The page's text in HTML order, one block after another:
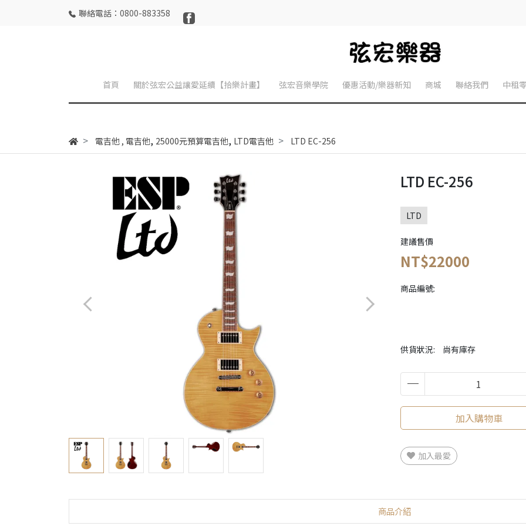
聯絡電話：0800-883358
首頁 關於弦宏公益讓愛延續【拾樂計畫】 弦宏音樂學院 優惠活動/樂器新知 商城 聯絡我們 中租
電吉他, 電吉他, 25000元預算電吉他, LTD電吉他 LTD EC-256
LTD EC-256
LTD
建議售價
NT$22000
商品編號:
供貨狀況: 尚有庫存
加入購物車
加入最愛
商品介紹